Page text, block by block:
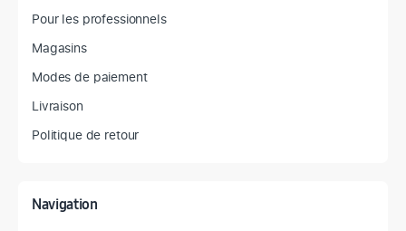
Pour les professionnels
Magasins
Modes de paiement
Livraison
Politique de retour
Navigation